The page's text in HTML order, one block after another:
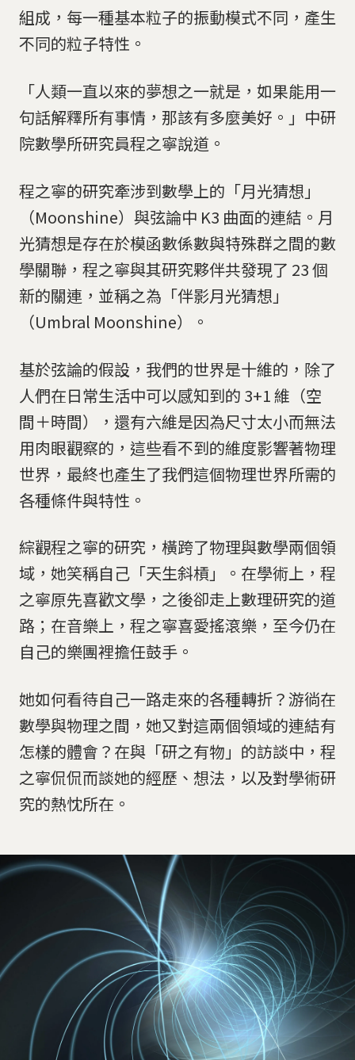
組成，每一種基本粒子的振動模式不同，產生
不同的粒子特性。
「人類一直以來的夢想之一就是，如果能用一
句話解釋所有事情，那該有多麼美好。」中研
院數學所研究員程之寧說道。
程之寧的研究牽涉到數學上的「月光猜想」
（Moonshine）與弦論中 K3 曲面的連結。月
光猜想是存在於模函數係數與特殊群之間的數
學關聯，程之寧與其研究夥伴共發現了 23 個
新的關連，並稱之為「伴影月光猜想」
（Umbral Moonshine）。
基於弦論的假設，我們的世界是十維的，除了
人們在日常生活中可以感知到的 3+1 維（空
間＋時間），還有六維是因為尺寸太小而無法
用肉眼觀察的，這些看不到的維度影響著物理
世界，最終也產生了我們這個物理世界所需的
各種條件與特性。
綜觀程之寧的研究，橫跨了物理與數學兩個領
域，她笑稱自己「天生斜槓」。在學術上，程
之寧原先喜歡文學，之後卻走上數理研究的道
路；在音樂上，程之寧喜愛搖滾樂，至今仍在
自己的樂團裡擔任鼓手。
她如何看待自己一路走來的各種轉折？游徜在
數學與物理之間，她又對這兩個領域的連結有
怎樣的體會？在與「研之有物」的訪談中，程
之寧侃侃而談她的經歷、想法，以及對學術研
究的熱忱所在。